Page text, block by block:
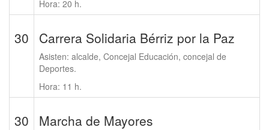
Hora: 20 h.
30 Carrera Solidaria Bérriz por la Paz
Asisten: alcalde, Concejal Educación, concejal de
Deportes.
Hora: 11 h.
30 Marcha de Mayores